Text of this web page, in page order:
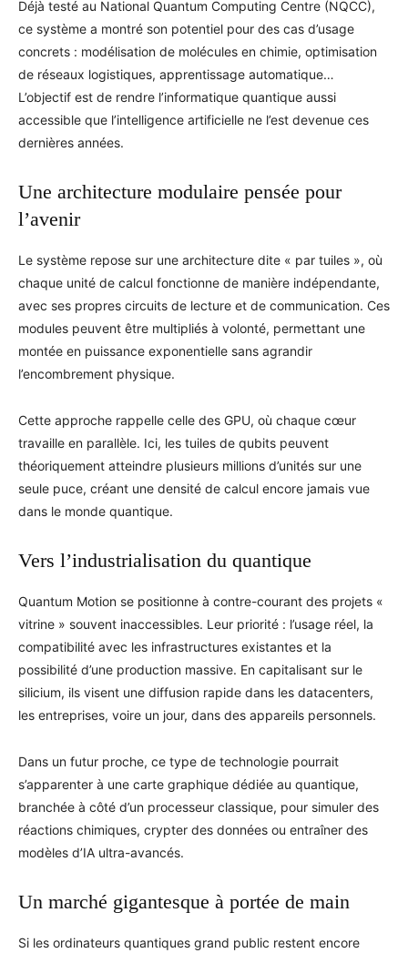
Déjà testé au National Quantum Computing Centre (NQCC),
ce système a montré son potentiel pour des cas d’usage
concrets : modélisation de molécules en chimie, optimisation
de réseaux logistiques, apprentissage automatique…
L’objectif est de rendre l’informatique quantique aussi
accessible que l’intelligence artificielle ne l’est devenue ces
dernières années.
Une architecture modulaire pensée pour
l’avenir
Le système repose sur une architecture dite « par tuiles », où
chaque unité de calcul fonctionne de manière indépendante,
avec ses propres circuits de lecture et de communication. Ces
modules peuvent être multipliés à volonté, permettant une
montée en puissance exponentielle sans agrandir
l’encombrement physique.
Cette approche rappelle celle des GPU, où chaque cœur
travaille en parallèle. Ici, les tuiles de qubits peuvent
théoriquement atteindre plusieurs millions d’unités sur une
seule puce, créant une densité de calcul encore jamais vue
dans le monde quantique.
Vers l’industrialisation du quantique
Quantum Motion se positionne à contre-courant des projets «
vitrine » souvent inaccessibles. Leur priorité : l’usage réel, la
compatibilité avec les infrastructures existantes et la
possibilité d’une production massive. En capitalisant sur le
silicium, ils visent une diffusion rapide dans les datacenters,
les entreprises, voire un jour, dans des appareils personnels.
Dans un futur proche, ce type de technologie pourrait
s’apparenter à une carte graphique dédiée au quantique,
branchée à côté d’un processeur classique, pour simuler des
réactions chimiques, crypter des données ou entraîner des
modèles d’IA ultra-avancés.
Un marché gigantesque à portée de main
Si les ordinateurs quantiques grand public restent encore